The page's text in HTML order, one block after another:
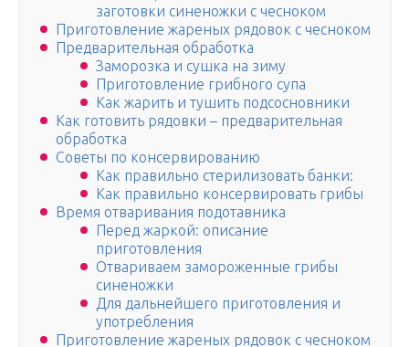
заготовки синеножки с чесноком
Приготовление жареных рядовок с чесноком
Предварительная обработка
Заморозка и сушка на зиму
Приготовление грибного супа
Как жарить и тушить подсосновники
Как готовить рядовки – предварительная
обработка
Советы по консервированию
Как правильно стерилизовать банки:
Как правильно консервировать грибы
Время отваривания подотавника
Перед жаркой: описание
приготовления
Отвариваем замороженные грибы
синеножки
Для дальнейшего приготовления и
употребления
Приготовление жареных рядовок с чесноком